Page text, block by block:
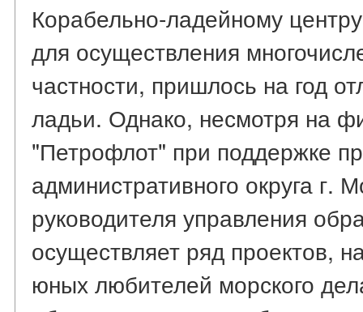
Корабельно-ладейному
для осуществления
частности, пришлось на год
ладьи. Однако, несмотря на
"Петрофлот" при поддержке
административного округа г.
руководителя управления
осуществляет ряд проектов,
юных любителей морского